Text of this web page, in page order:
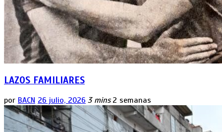
LAZOS FAMILIARES
por BACN 26 julio, 2026 3 mins 2 semanas